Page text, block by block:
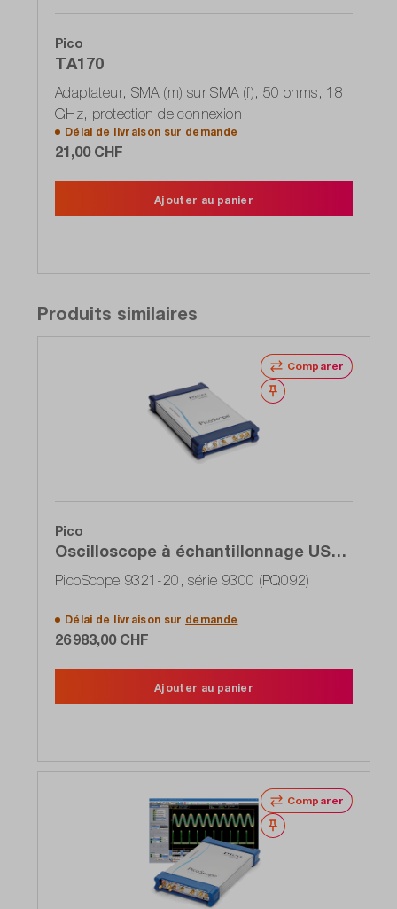
Pico
TA170
Adaptateur, SMA (m) sur SMA (f), 50 ohms, 18
GHz, protection de connexion
Délai de livraison sur demande
21,00 CHF
Ajouter au panier
Produits similaires
Comparer
Noter
Pico
Oscilloscope à échantillonnage USB,
2 canaux, 20 GHz, récupération de
l'horloge, entrée optique
PicoScope 9321-20, série 9300 (PQ092)
Délai de livraison sur demande
26 983,00 CHF
Ajouter au panier
Comparer
Noter